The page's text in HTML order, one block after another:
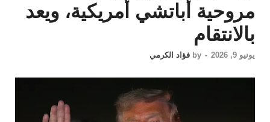
مروحية أباتشي أمريكية، ويعد
بالانتقام
يونيو 9, 2026 -
by فؤاد الكرمي